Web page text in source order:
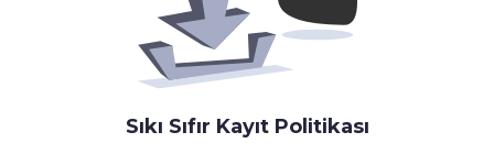
Sıkı Sıfır Kayıt Politikası